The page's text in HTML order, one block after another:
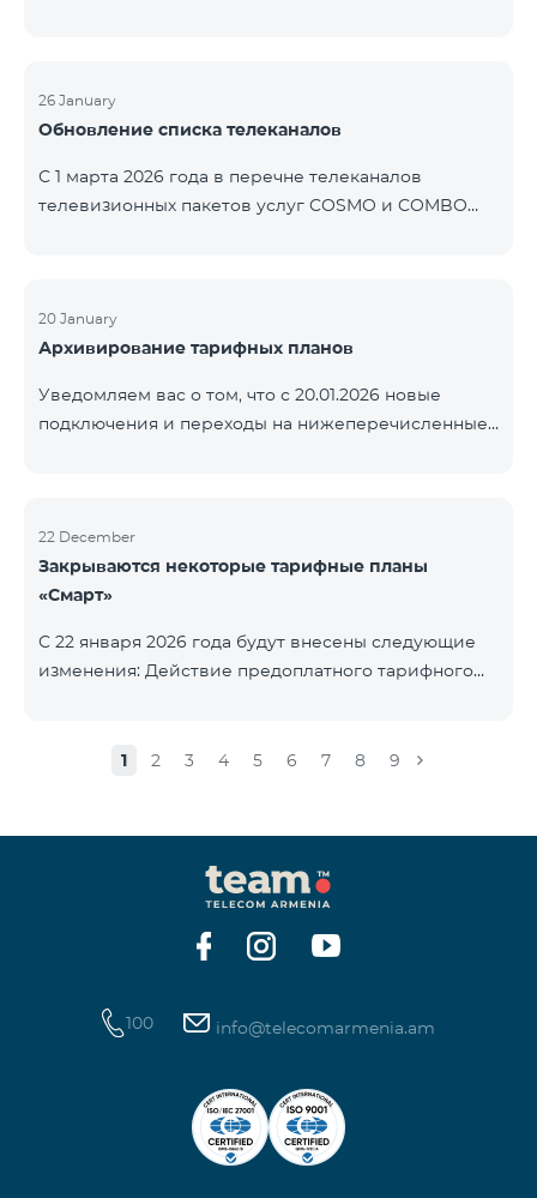
контролем нашей компании. В настоящее время
точные сроки восстановления услуг неизвестны.
предоставлена по мере изменения ситуации.
Благодарим за понимание.
26 January
Обновление списка телеканалов
С 1 марта 2026 года в перечне телеканалов
телевизионных пакетов услуг COSMO и COMBO
только в тех регионах, где их трансляция является
обязательной. Данные изменения реализуются в
телевизионной платформы и полностью
соответствуют нормам местного вещания.
20 January
Архивирование тарифных планов
Уведомляем вас о том, что с 20.01.2026 новые
подключения и переходы на нижеперечисленные
22 December
Закрываются некоторые тарифные планы
«Смарт»
С 22 января 2026 года будут внесены следующие
изменения: Действие предоплатного тарифного
на тарифный план «BeFree 5000 unlimit», который
500 SMS, 200 МБ в роуминге, 60 TV каналов.
Ежемесячная абонентская плата за тарифный план
«BeFree 5000 unlimit» составляет 5000 драм.
Действие предоплатного тарифного плана «Смарт
1 2 3 4 5 6 7 8 9
100 info@telecomarmenia.am